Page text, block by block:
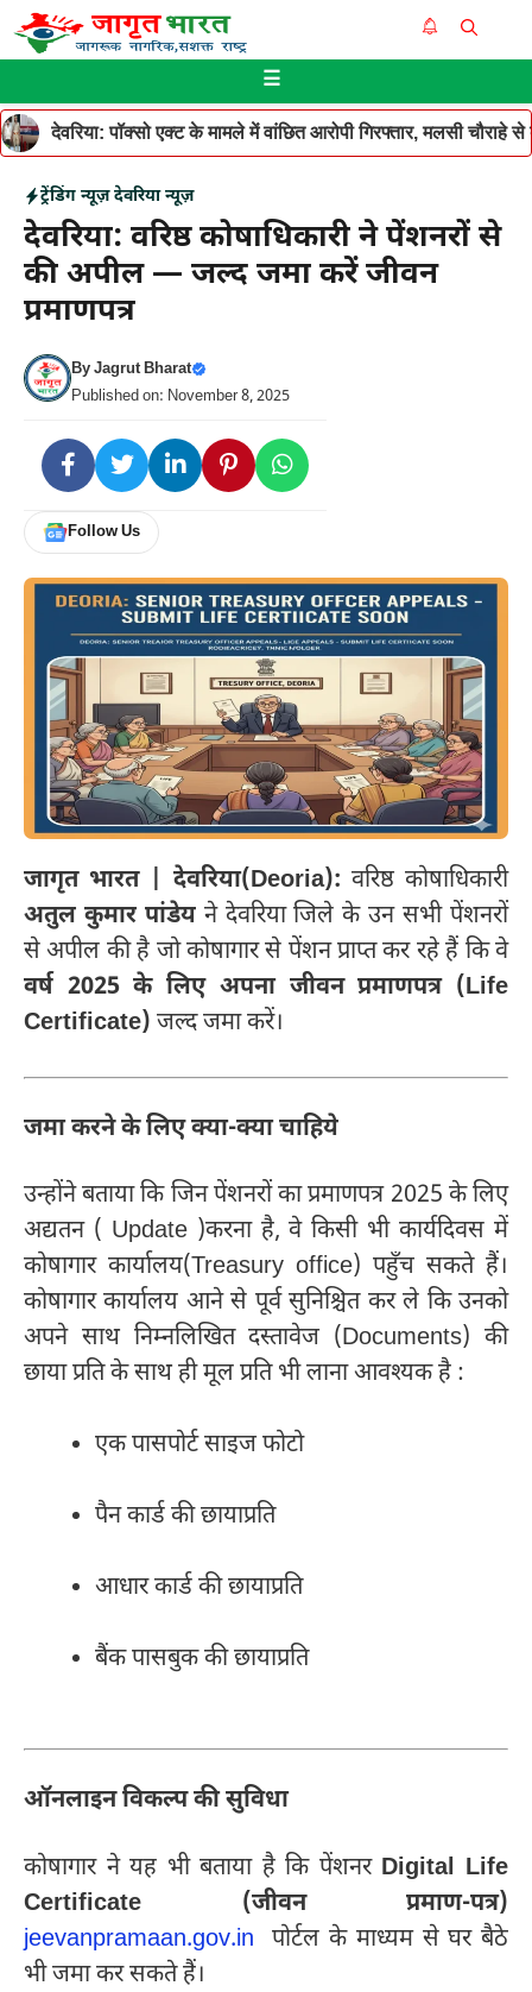
Skip
to
☰
देवरिया: पॉक्सो एक्ट के मामले में वांछित आरोपी गिरफ्तार, मलसी चौराहे
ट्रेंडिंग न्यूज़ देवरिया न्यूज़
देवरिया: वरिष्ठ कोषाधिकारी ने पेंशनरों से
की अपील — जल्द जमा करें जीवन
प्रमाणपत्र
ByJagrut Bharat
Published on: November 8, 2025
Follow Us
जागृत भारत | देवरिया(Deoria): वरिष्ठ कोषाधिकारी
अतुल कुमार पांडेयने देवरिया जिले के उन सभी पेंशनरों
से अपील की है जो कोषागार से पेंशन प्राप्त कर रहे हैं कि वे
वर्ष 2025 के लिए अपना जीवन प्रमाणपत्र (Life
Certificate) जल्द जमा करें।
जमा करने के लिए क्या-क्या चाहिये
उन्होंने बताया कि जिन पेंशनरों का प्रमाणपत्र 2025 के लिए
अद्यतन ( Update )करना है, वे किसी भी कार्यदिवस में
कोषागार कार्यालय(Treasury office) पहुँच सकते हैं।
कोषागार कार्यालय आने से पूर्व सुनिश्चित कर ले कि उनको
अपने साथ निम्नलिखित दस्तावेज (Documents) की
छाया प्रति के साथ ही मूल प्रति भी लाना आवश्यक है :
एक पासपोर्ट साइज फोटो
पैन कार्ड की छायाप्रति
आधार कार्ड की छायाप्रति
बैंक पासबुक की छायाप्रति
ऑनलाइन विकल्प की सुविधा
कोषागार ने यह भी बताया है कि पेंशनर Digital Life
Certificate (जीवन प्रमाण-पत्र)
jeevanpramaan.gov.inपोर्टल के माध्यम से घर बैठे
भी जमा कर सकते हैं।